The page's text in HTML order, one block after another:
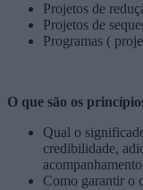
Projetos de
Projetos de
Programas (
O que são os
Qual o
credibilidade,
Como garantir o